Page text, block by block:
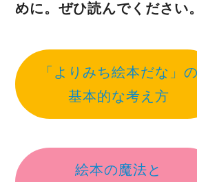
めに。ぜひ読んでください。
「よりみち絵本だな」の
基本的な考え方
絵本の魔法と